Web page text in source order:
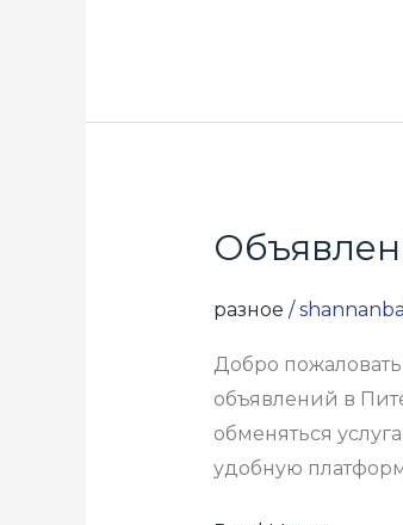
разное /
Добро
объявлений в
обменяться
удобную
Объявления